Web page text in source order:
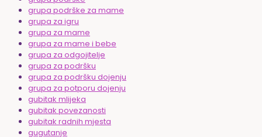
grupa podrške za mame
grupa za igru
grupa za mame
grupa za mame i bebe
grupa za odgojitelje
grupa za podršku
grupa za podršku dojenju
grupa za potporu dojenju
gubitak mlijeka
gubitak povezanosti
gubitak radnih mjesta
gugutanje